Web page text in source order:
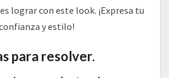
lograr con este look. ¡Expresa tu
y estilo!
para resolver.